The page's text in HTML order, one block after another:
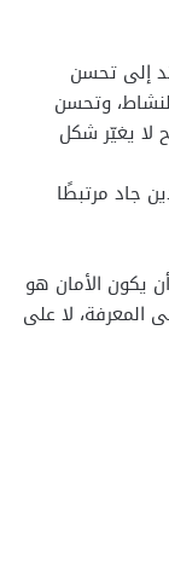
إلى تحسن
وتحسن
لا يغيّر شكل
جاد مرتبطًا
يكون الأمان هو
المعرفة، لا على